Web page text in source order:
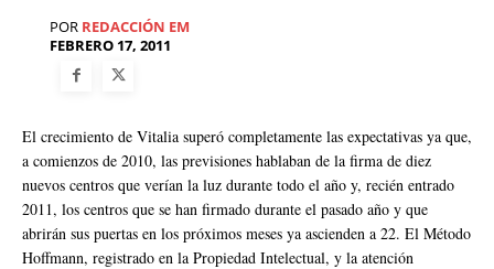
POR REDACCIÓN EM
FEBRERO 17, 2011
El crecimiento de Vitalia superó completamente las expectativas ya que,
a comienzos de 2010, las previsiones hablaban de la firma de diez
nuevos centros que verían la luz durante todo el año y, recién entrado
2011, los centros que se han firmado durante el pasado año y que
abrirán sus puertas en los próximos meses ya ascienden a 22. El Método
Hoffmann, registrado en la Propiedad Intelectual, y la atención